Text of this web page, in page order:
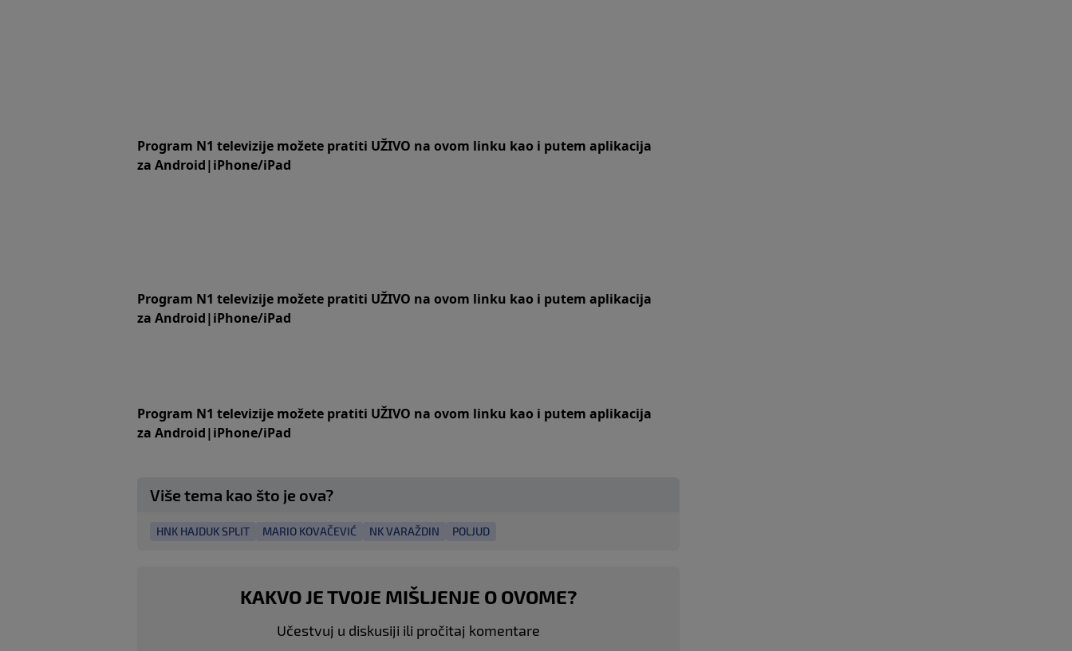
Program N1 televizije možete pratiti UŽIVO na ovom linku kao i putem aplikacija
za Android|iPhone/iPad
Program N1 televizije možete pratiti UŽIVO na ovom linku kao i putem aplikacija
za Android|iPhone/iPad
Program N1 televizije možete pratiti UŽIVO na ovom linku kao i putem aplikacija
za Android|iPhone/iPad
Više tema kao što je ova?
HNK HAJDUK SPLIT MARIO KOVAČEVIĆ NK VARAŽDIN POLJUD
KAKVO JE TVOJE MIŠLJENJE O OVOME?
Učestvuj u diskusiji ili pročitaj komentare